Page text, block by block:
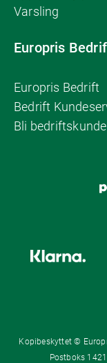
Varsling
Europris
Europris Bedrift
Bedrift
Bli
Kopibeskyttet ©
Postboks